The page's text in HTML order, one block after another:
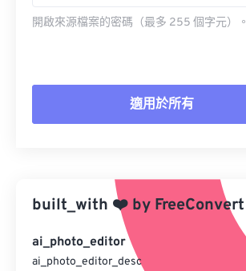
開啟來源檔案的密碼（最多 255 個字元）。
適用於所有
另存為預設
built_with ❤️ by FreeConvert
ai_photo_editor
ai_photo_editor_desc